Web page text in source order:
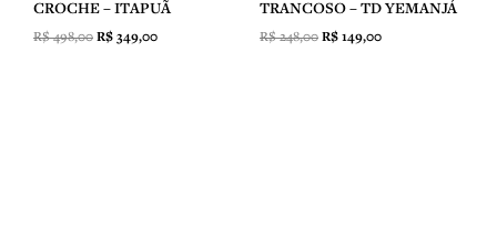
CROCHE – ITAPUÃ
R$498,00 R$ 349,00
TRANCOSO – TD YEMANJÁ
R$248,00 R$ 149,00